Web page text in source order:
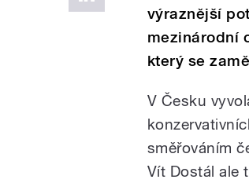
výraznější
mezinárodní
který se
V Česku
směřováním
Vít Dostál ale